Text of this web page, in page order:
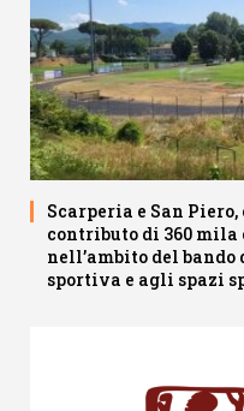
Scarperia e San
contributo di 360 mila
nell’ambito del
sportiva e agli spazi